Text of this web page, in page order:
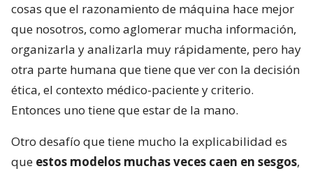
cosas que el razonamiento de máquina hace mejor
que nosotros, como aglomerar mucha información,
organizarla y analizarla muy rápidamente, pero hay
otra parte humana que tiene que ver con la decisión
ética, el contexto médico-paciente y criterio.
Entonces uno tiene que estar de la mano.
Otro desafío que tiene mucho la explicabilidad es
que estos modelos muchas veces caen en sesgos,